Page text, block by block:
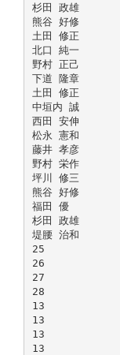
杉田 政雄
熊谷 好修
土田 修正
北口 純一
野村 正己
下道 隆章
土田 修正
中垣内 誠
西田 安伸
松永 憲和
藤井 孝彦
野村 栄作
坪川 修三
熊谷 好修
福田 優
杉田 政雄
堤腰 治和
25
26
27
28
13
13
13
13